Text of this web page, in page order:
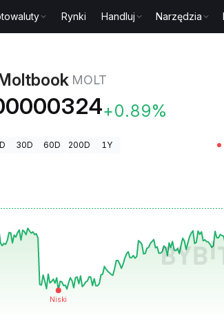
Rynki Handluj Narzędzia
MOLT
+0.89%
30D 60D 200D 1Y